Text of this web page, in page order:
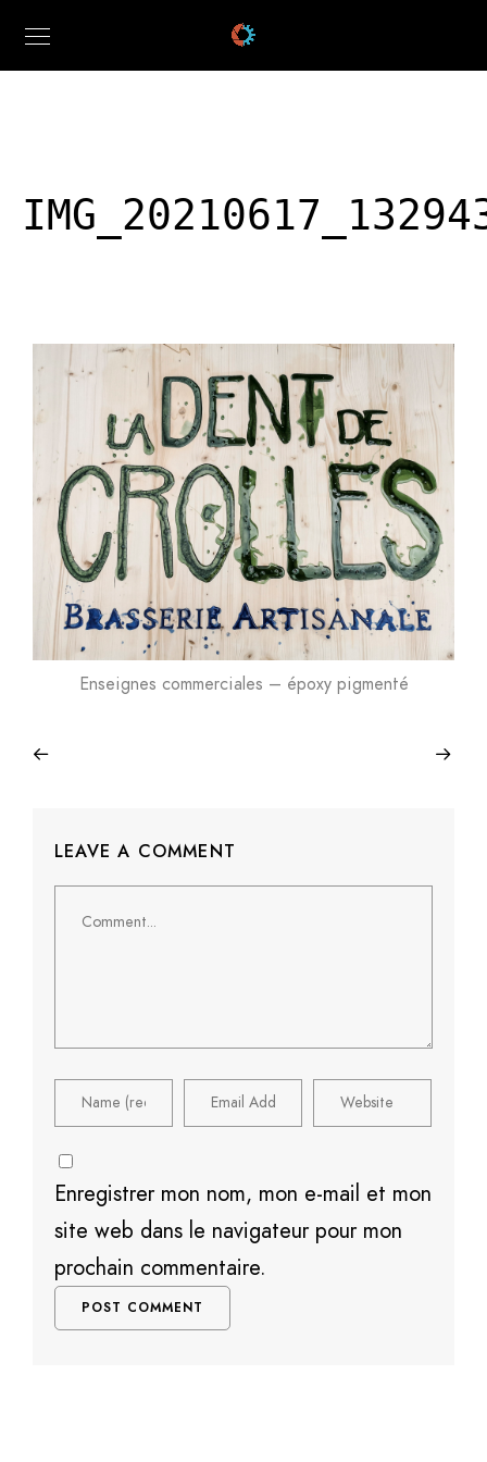
Enseignes commerciales – époxy pigmenté
LEAVE A COMMENT
Enregistrer mon nom, mon e-mail et mon
site web dans le navigateur pour mon
prochain commentaire.